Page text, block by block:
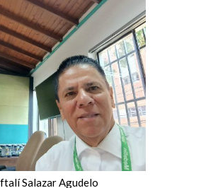
Salazar Agudelo